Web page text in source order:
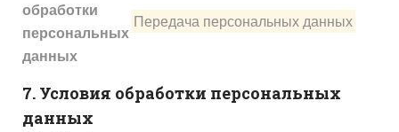
обработки
персональных
данных
Передача персональных данных
7. Условия обработки персональных
данных